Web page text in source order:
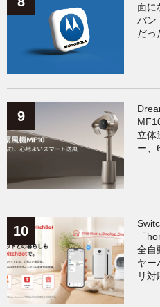
面に
バン
だっ
立体
ー、
「
全自
ヤー
リ対